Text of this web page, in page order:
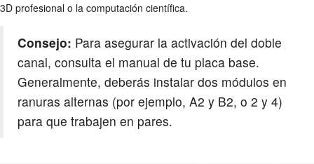
3D profesional o la computación científica.
Consejo: Para asegurar la activación del doble
canal, consulta el manual de tu placa base.
Generalmente, deberás instalar dos módulos en
ranuras alternas (por ejemplo, A2 y B2, o 2 y 4)
para que trabajen en pares.